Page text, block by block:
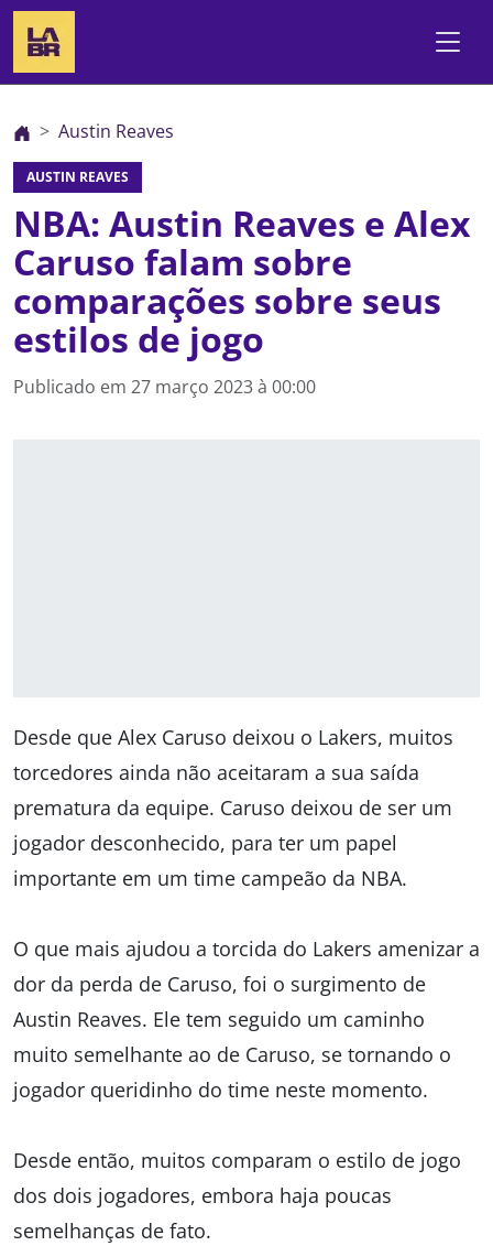
Austin Reaves
AUSTIN REAVES
NBA: Austin Reaves e Alex
Caruso falam sobre
comparações sobre seus
estilos de jogo
Publicado em 27 março 2023 à 00:00
Desde que Alex Caruso deixou o Lakers, muitos
torcedores ainda não aceitaram a sua saída
prematura da equipe. Caruso deixou de ser um
jogador desconhecido, para ter um papel
importante em um time campeão da NBA.
O que mais ajudou a torcida do Lakers amenizar a
dor da perda de Caruso, foi o surgimento de
Austin Reaves. Ele tem seguido um caminho
muito semelhante ao de Caruso, se tornando o
jogador queridinho do time neste momento.
Desde então, muitos comparam o estilo de jogo
dos dois jogadores, embora haja poucas
semelhanças de fato.